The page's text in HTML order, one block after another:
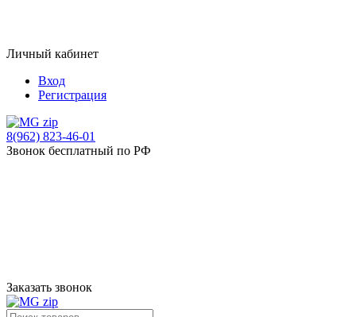
Личный кабинет
Вход
Регистрация
8(962) 823-46-01
Звонок бесплатный по РФ
Заказать звонок